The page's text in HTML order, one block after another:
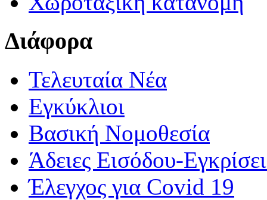
Διάφορα
Τελευταία Νέα
Εγκύκλιοι
Βασική Νομοθεσία
Άδειες Εισόδου-
Έλεγχος για Covid 19